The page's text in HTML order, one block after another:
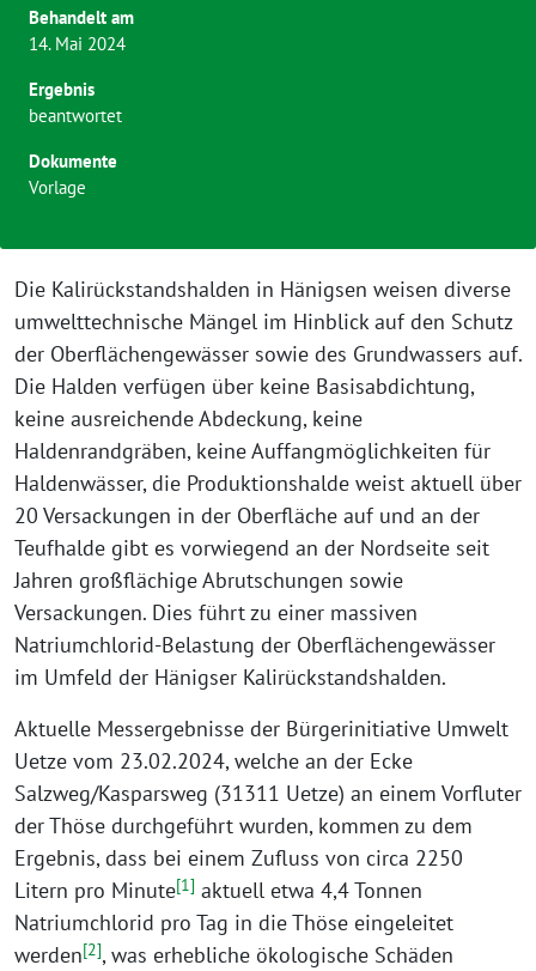
Die Kalirückstandshalden in Hänigsen weisen diverse
umwelttechnische Mängel im Hinblick auf den Schutz
der Oberflächengewässer sowie des Grundwassers auf.
Die Halden verfügen über keine Basisabdichtung,
keine ausreichende Abdeckung, keine
Haldenrandgräben, keine Auffangmöglichkeiten für
Haldenwässer, die Produktionshalde weist aktuell über
20 Versackungen in der Oberfläche auf und an der
Teufhalde gibt es vorwiegend an der Nordseite seit
Jahren großflächige Abrutschungen sowie
Versackungen. Dies führt zu einer massiven
Natriumchlorid-Belastung der Oberflächengewässer
im Umfeld der Hänigser Kalirückstandshalden.
Aktuelle Messergebnisse der Bürgerinitiative Umwelt
Uetze vom 23.02.2024, welche an der Ecke
Salzweg/Kasparsweg (31311 Uetze) an einem Vorfluter
der Thöse durchgeführt wurden, kommen zu dem
Ergebnis, dass bei einem Zufluss von circa 2250
Litern pro Minute[1] aktuell etwa 4,4 Tonnen
Natriumchlorid pro Tag in die Thöse eingeleitet
werden[2], was erhebliche ökologische Schäden
Behandelt am
14. Mai 2024
Ergebnis
beantwortet
Dokumente
Vorlage